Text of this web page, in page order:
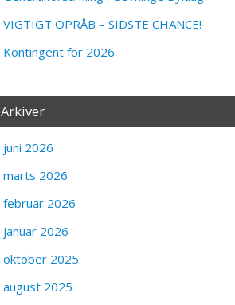
VIGTIGT OPRÅB – SIDSTE CHANCE!
Kontingent for 2026
Arkiver
juni 2026
marts 2026
februar 2026
januar 2026
oktober 2025
august 2025